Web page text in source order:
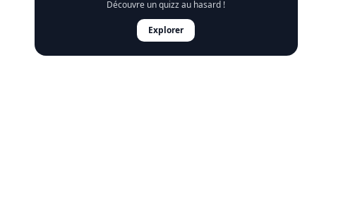
Découvre un quizz au hasard !
Explorer